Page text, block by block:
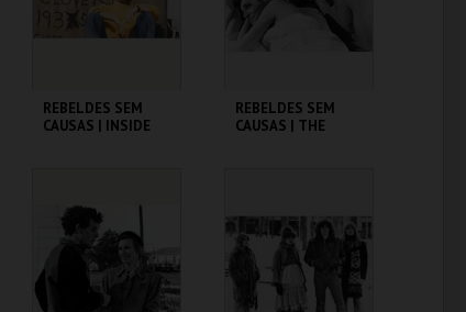
COMPRAR COMPRAR
REBELDES SEM
CAUSAS | INSIDE
MAIS INFO
COMPRAR
REBELDES SEM
CAUSAS | THE
MAIS INFO
COMPRAR